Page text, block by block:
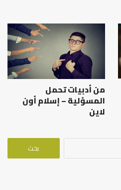
من أدبيات تحمل
المسؤلية – إسلام أون
لاين
البحث